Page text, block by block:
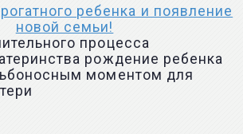
ребенка и появление
новой семьи!
процесса
рождение ребенка
моментом для